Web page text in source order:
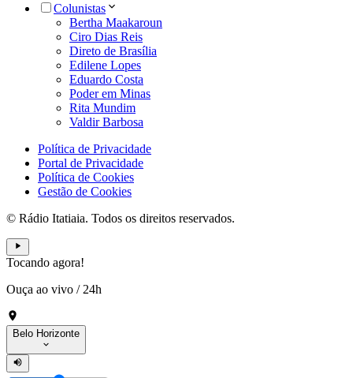
Colunistas
Bertha Maakaroun
Ciro Dias Reis
Direto de Brasília
Edilene Lopes
Eduardo Costa
Poder em Minas
Rita Mundim
Valdir Barbosa
Política de Privacidade
Portal de Privacidade
Política de Cookies
Gestão de Cookies
© Rádio Itatiaia. Todos os direitos reservados.
Tocando agora!
Ouça ao vivo / 24h
Belo Horizonte